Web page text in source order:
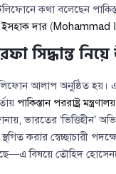
কথা বলেছেন
দার (Mohammad
সিদ্ধান্ত নিয়ে
আলাপ অনুষ্ঠিত হয়।
পাকিস্তান পররাষ্ট্র মন্ত্রণালয়
ভারতের ‘ভিত্তিহীন’
করার স্বেচ্ছাচারী
বিষয়ে তৌহিদ